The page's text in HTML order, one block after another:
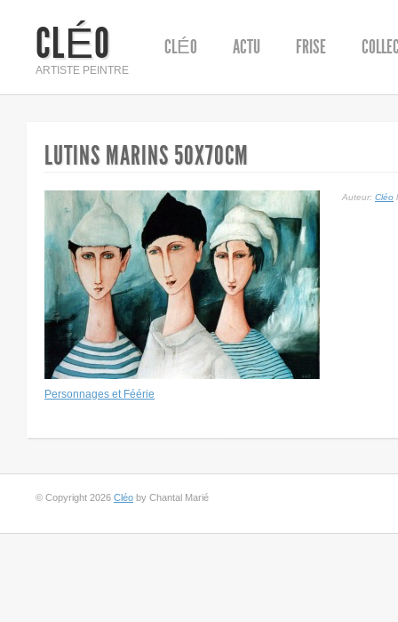
CLÉO
ARTISTE PEINTRE
CLÉO ACTU FRISE
LUTINS MARINS 50X70CM
Auteur: Cléo
Personnages et Féérie
© Copyright 2026 Cléo by Chantal Marié